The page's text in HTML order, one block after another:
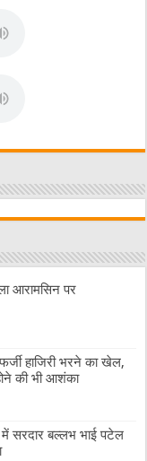
आरामसिन पर
हाजिरी भरने का खेल,
की भी आशंका
में सरदार बल्लभ भाई पटेल